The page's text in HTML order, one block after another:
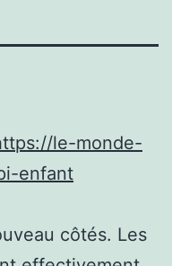
le-monde-
enfant
côtés. Les